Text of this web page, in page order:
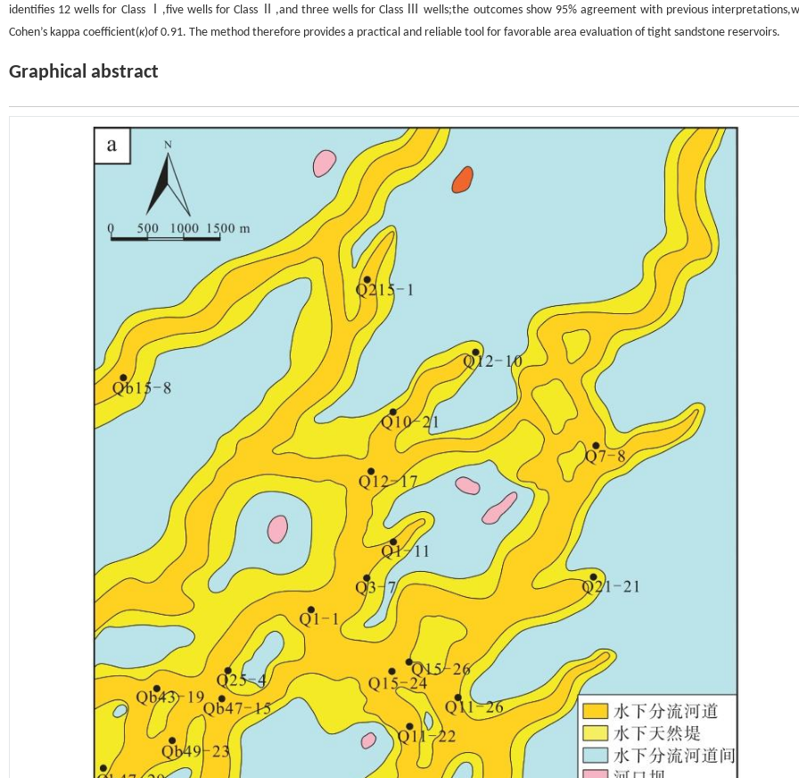
identifies 12 wells for Class Ⅰ,five wells for Class Ⅱ,and three wells for Class Ⅲ wells;the outcomes show 95% agreement with previous
Cohen’s kappa coefficient(κ)of 0.91. The method therefore provides a practical and reliable tool for favorable area evaluation of tight sandstone reservoirs.
Graphical abstract